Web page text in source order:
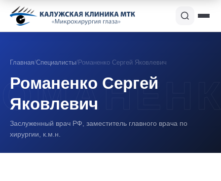
Главная/Специалисты/Романенко Сергей Яковлевич
Романенко Сергей
Яковлевич
Заслуженный врач РФ, заместитель главного врача по
хирургии, к.м.н.